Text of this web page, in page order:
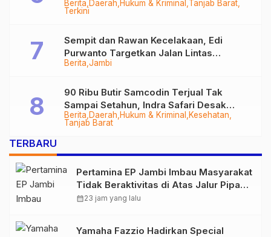
Berita Daerah Hukum & Kriminal Tanjab Barat
Terkini
Diringkus
Berita Jambi
Sempit dan Rawan Kecelakaan, Edi
Purwanto Targetkan Jalan Lintas
Tungkal-Jambi Mulus di 2028
Berita Daerah Hukum & Kriminal
Kesehatan
Tanjab Barat
90 Ribu Butir Samcodin Terjual Tak
Sampai Setahun, Indra Safari Desak
Audit Menyeluruh
TERBARU
Pertamina EP Jambi Imbau Masyarakat
Tidak Beraktivitas di Atas Jalur Pipa
Migas Demi Keselamatan Bersama
calendar_month23 jam yang lalu
Yamaha Fazzio Hadirkan Special